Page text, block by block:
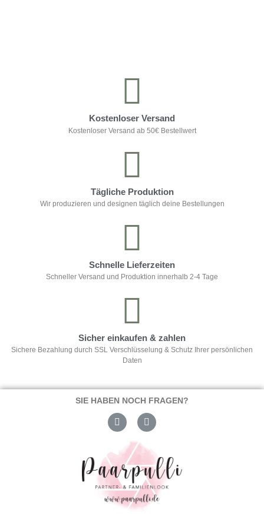
Kostenloser Versand
Kostenloser Versand ab 50€ Bestellwert
Tägliche Produktion
Wir produzieren und designen täglich deine Bestellungen
Schnelle Lieferzeiten
Schneller Versand und Produktion innerhalb 2-4 Tage
Sicher einkaufen & zahlen
Sichere Bezahlung durch SSL Verschlüsselung & Schutz Ihrer persönlichen
Daten
SIE HABEN NOCH FRAGEN?